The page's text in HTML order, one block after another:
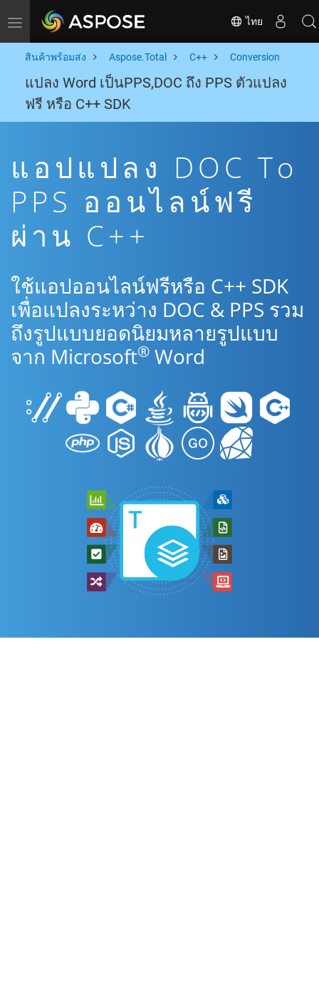
Toggle navigation ไทย
สินค้าพร้อมส่ง Aspose.Total C++ Conversion
แปลง Word เป็นPPS,DOC ถึง PPS ตัวแปลง
ฟรี หรือ C++ SDK
แอปแปลง DOC To
PPS ออนไลน์ฟรี
ผ่าน C++
ใช้แอปออนไลน์ฟรีหรือ C++ SDK
เพื่อแปลงระหว่าง DOC & PPS รวม
ถึงรูปแบบยอดนิยมหลายรูปแบบ
จาก Microsoft® Word